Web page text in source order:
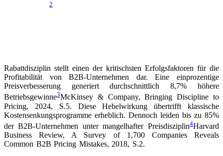
2
Rabattdisziplin stellt einen der kritischsten Erfolgsfaktoren für die
Profitabilität von B2B-Unternehmen dar. Eine einprozentige
Preisverbesserung generiert durchschnittlich 8,7% höhere
Betriebsgewinne3McKinsey & Company, Bringing Discipline to
Pricing, 2024, S.5. Diese Hebelwirkung übertrifft klassische
Kostensenkungsprogramme erheblich. Dennoch leiden bis zu 85%
der B2B-Unternehmen unter mangelhafter Preisdisziplin4Harvard
Business Review, A Survey of 1,700 Companies Reveals
Common B2B Pricing Mistakes, 2018, S.2.